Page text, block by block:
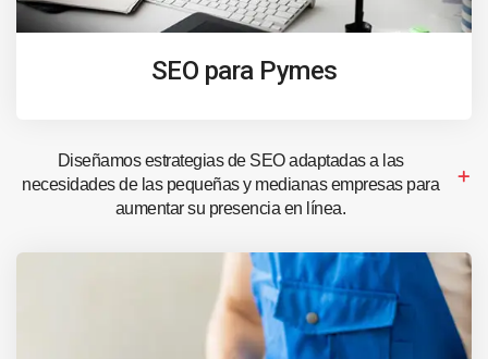
SEO para Pymes
Diseñamos estrategias de SEO adaptadas a las
necesidades de las pequeñas y medianas empresas para
aumentar su presencia en línea.